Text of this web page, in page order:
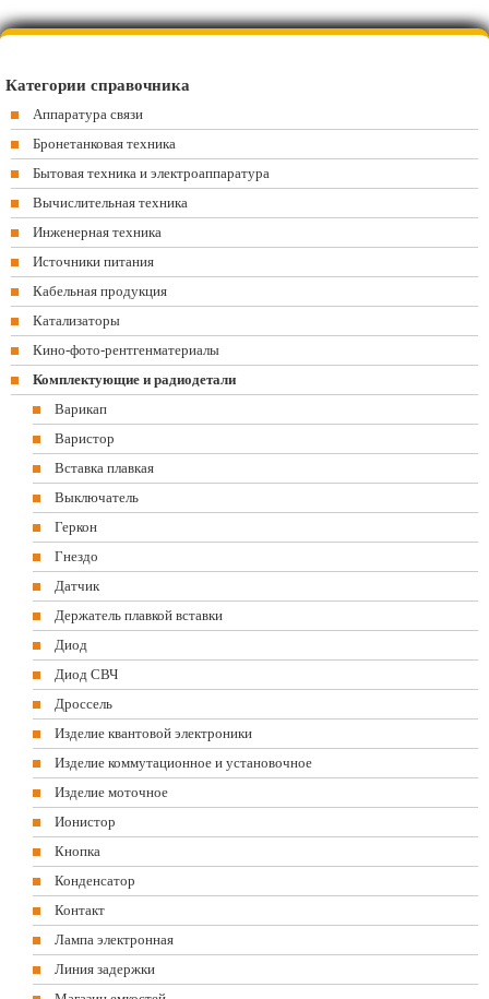
Категории справочника
Аппаратура связи
Бронетанковая техника
Бытовая техника и электроаппаратура
Вычислительная техника
Инженерная техника
Источники питания
Кабельная продукция
Катализаторы
Кино-фото-рентгенматериалы
Комплектующие и радиодетали
Варикап
Варистор
Вставка плавкая
Выключатель
Геркон
Гнездо
Датчик
Держатель плавкой вставки
Диод
Диод СВЧ
Дроссель
Изделие квантовой электроники
Изделие коммутационное и установочное
Изделие моточное
Ионистор
Кнопка
Конденсатор
Контакт
Лампа электронная
Линия задержки